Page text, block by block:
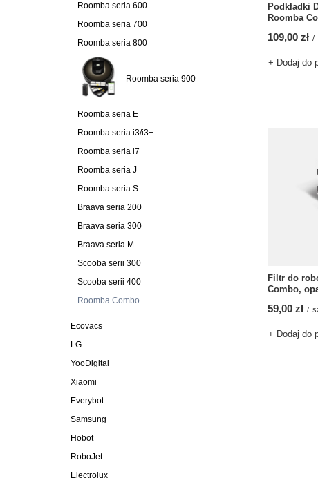
Roomba seria 600
Roomba seria 700
Roomba seria 800
Roomba seria 900
Roomba seria E
Roomba seria i3/i3+
Roomba seria i7
Roomba seria J
Roomba seria S
Braava seria 200
Braava seria 300
Braava seria M
Scooba serii 300
Scooba serii 400
Roomba Combo
Ecovacs
LG
YooDigital
Xiaomi
Everybot
Samsung
Hobot
RoboJet
Electrolux
Podkładki
Roomba
109,00 zł /
+ Dodaj do
Filtr do
Combo,
59,00 zł /
+ Dodaj do